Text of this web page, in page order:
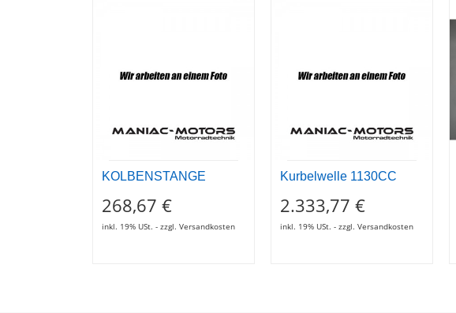
KOLBENSTANGE
268,67 €
inkl. 19% USt. - zzgl. Versandkosten
Kurbelwelle 1130CC
2.333,77 €
inkl. 19% USt. - zzgl. Versandkosten